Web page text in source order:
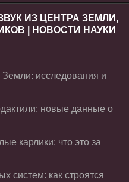
ИЗ ЦЕНТРА ЗЕМЛИ,
| НОВОСТИ НАУКИ
исследования и
новые данные о
карлики: что это за
систем: как строятся